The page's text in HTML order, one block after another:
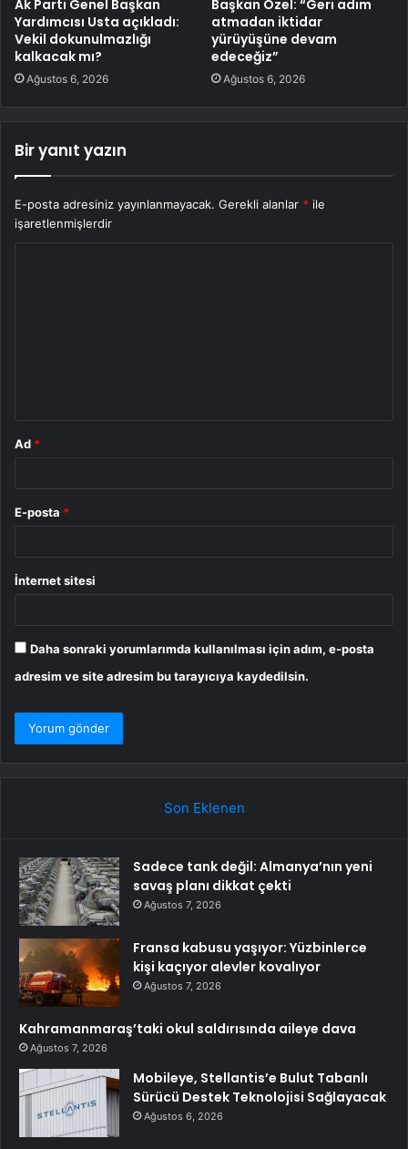
Ak Parti Genel Başkan
Yardımcısı Usta açıkladı:
Vekil dokunulmazlığı
kalkacak mı?
Ağustos 6, 2026
Başkan Özel: “Geri adım
atmadan iktidar
yürüyüşüne devam
edeceğiz”
Ağustos 6, 2026
Bir yanıt yazın
E-posta adresiniz yayınlanmayacak. Gerekli alanlar * ile
işaretlenmişlerdir
Ad *
E-posta *
İnternet sitesi
Daha sonraki yorumlarımda kullanılması için adım, e-posta
adresim ve site adresim bu tarayıcıya kaydedilsin.
Son Eklenen
Sadece tank değil: Almanya’nın yeni
savaş planı dikkat çekti
Ağustos 7, 2026
Fransa kabusu yaşıyor: Yüzbinlerce
kişi kaçıyor alevler kovalıyor
Ağustos 7, 2026
Kahramanmaraş’taki okul saldırısında aileye dava
Ağustos 7, 2026
Mobileye, Stellantis’e Bulut Tabanlı
Sürücü Destek Teknolojisi Sağlayacak
Ağustos 6, 2026